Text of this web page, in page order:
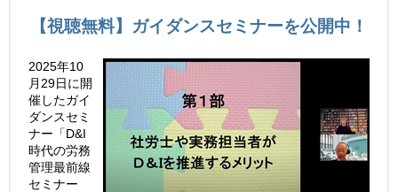
【視聴無料】ガイダンスセミナーを公開中！
2025年10
月29日に開
催したガイ
ダンスセミ
ナー「D&I
時代の労務
管理最前線
セミナー